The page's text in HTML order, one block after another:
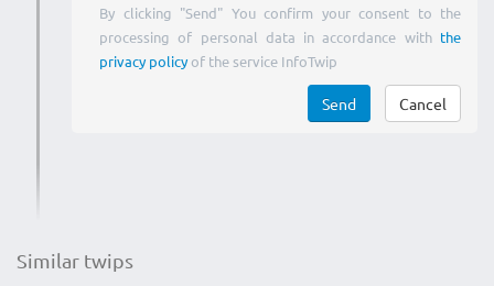
By clicking "Send" You confirm your consent to the
processing of personal data in accordance with the
privacy policyof the service InfoTwip
Send Cancel
Similar twips